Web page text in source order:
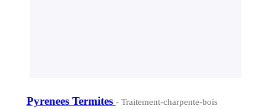
Pyrenees Termites - Traitement-charpente-bois